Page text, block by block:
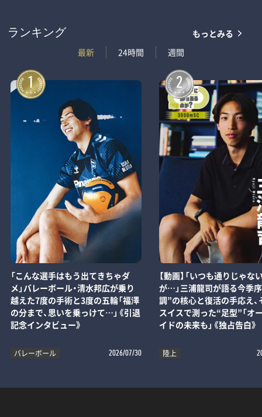
ランキング
最新
24時間 週間
もっとみる
1
「こんな選手はもう出てきちゃダ
メ」バレーボール・清水邦広が乗り
越えた7度の手術と3度の五輪「福澤
の分まで、思いを乗っけて…」《引退
記念インタビュー》
バレーボール 2026/07/30
2
【動画】「いつも通りじゃな
が…」三浦龍司が語る今季
調”の核心と復活の手応え、
スイスで測った“足型”「オ
イドの未来も」《独占告白》
陸上